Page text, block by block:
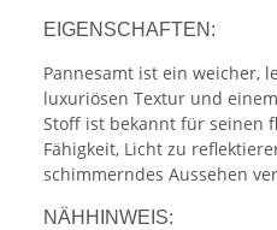
EIGENSCHAFTEN:
Pannesamt ist ein weicher,
luxuriösen Textur und
Stoff ist bekannt für seinen
Fähigkeit, Licht zu
schimmerndes Aussehen
NÄHHINWEIS: